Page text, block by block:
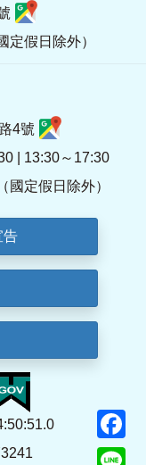
定假日除外）
4號
| 13:30～17:30
國定假日除外）
告